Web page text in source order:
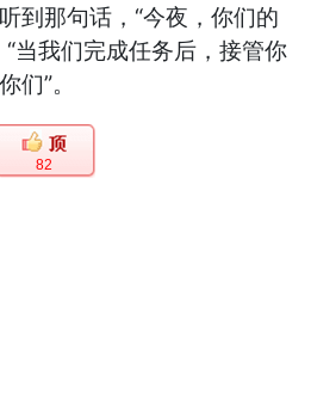
那句话，“今夜，你们的
当我们完成任务后，接管你
们”。
82